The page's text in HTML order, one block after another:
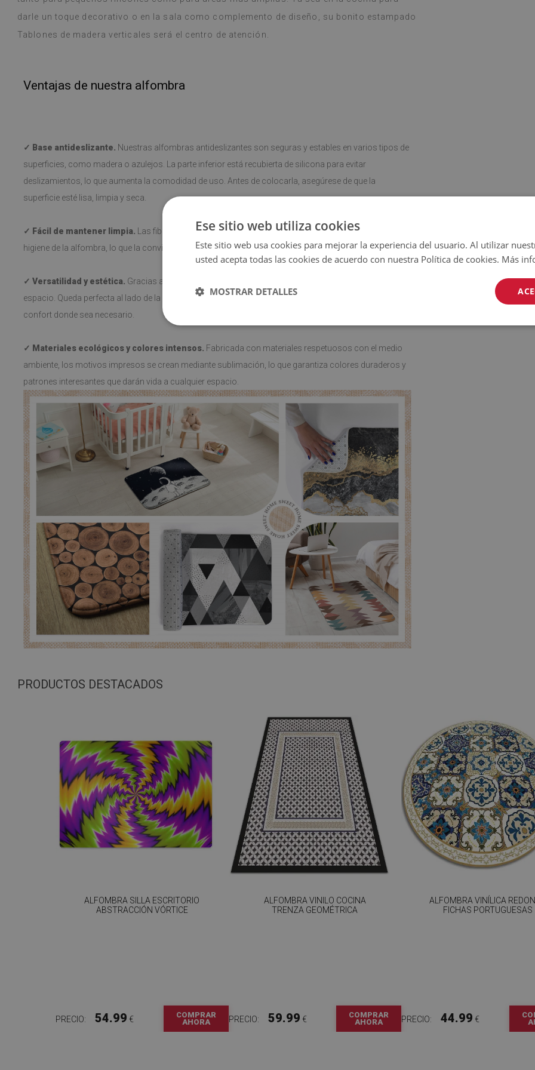
darle un toque decorativo o en la sala como complemento de diseño, su bonito estampado
Tablones de madera verticales será el centro de atención.
Ventajas de nuestra alfombra
✓ Base antideslizante. Nuestras alfombras antideslizantes son seguras y estables en varios tipos de
superficies, como madera o azulejos. La parte inferior está recubierta de silicona para evitar
deslizamientos, lo que aumenta la comodidad de uso. Antes de colocarla, asegúrese de que la
superficie esté lisa, limpia y seca.
✓ Fácil de mantener limpia. Las fibras suaves y cortas facilitan la limpieza y el mantenimiento de la
higiene de la alfombra, lo que la convierte en un elemento práctico en cualquier interior.
✓ Versatilidad y estética. Gracias a sus variados diseños, la alfombra puede adaptarse a cualquier
espacio. Queda perfecta al lado de la cama, en el pasillo o en la sala de estar, añadiendo suavidad y
confort donde sea necesario.
✓ Materiales ecológicos y colores intensos. Fabricada con materiales respetuosos con el medio
ambiente, los motivos impresos se crean mediante sublimación, lo que garantiza colores duraderos y
patrones interesantes que darán vida a cualquier espacio.
PRODUCTOS DESTACADOS
ALFOMBRA SILLA ESCRITORIO
ABSTRACCIÓN VÓRTICE
PRECIO: 54.99 €
COMPRAR
AHORA
ALFOMBRA VINILO COCINA
TRENZA GEOMÉTRICA
PRECIO: 59.99 €
COMPRAR
AHORA
ALFOMBRA VINÍLICA
FICHAS PORTUGUESAS
PRECIO: 44.99 €
Ese sitio web utiliza cookies
Este sitio web usa cookies para mejorar la experiencia del usuario. Al utilizar
usted acepta todas las cookies de acuerdo con nuestra Política de cookies. Más
MOSTRAR DETALLES